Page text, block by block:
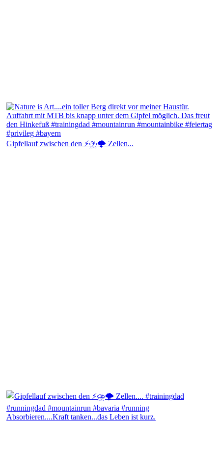
Gipfellauf zwischen den ⚡⛈️🌩️ Zellen...
Absorbieren....Kraft tanken...das Leben ist kurz.